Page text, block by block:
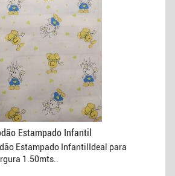
Estampado Infantil
Estampado InfantilIdeal para
1.50mts..